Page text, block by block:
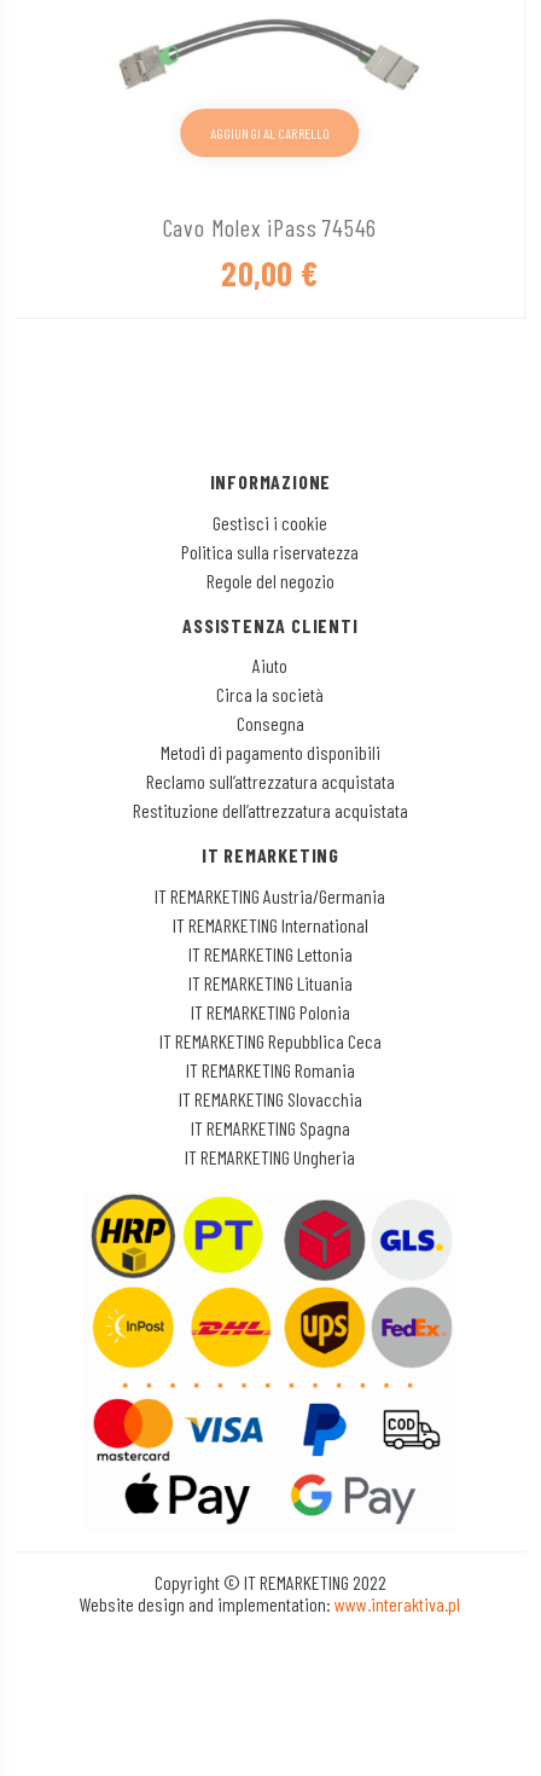
Cavo Molex iPass 74546
20,00 €
AGGIUNGI AL CARRELLO
INFORMAZIONE
Gestisci i cookie
Politica sulla riservatezza
Regole del negozio
ASSISTENZA CLIENTI
Aiuto
Circa la società
Consegna
Metodi di pagamento disponibili
Reclamo sull’attrezzatura acquistata
Restituzione dell’attrezzatura acquistata
IT REMARKETING
IT REMARKETING Austria/Germania
IT REMARKETING International
IT REMARKETING Lettonia
IT REMARKETING Lituania
IT REMARKETING Polonia
IT REMARKETING Repubblica Ceca
IT REMARKETING Romania
IT REMARKETING Slovacchia
IT REMARKETING Spagna
IT REMARKETING Ungheria
Copyright © IT REMARKETING 2022
Website design and implementation:www.interaktiva.pl